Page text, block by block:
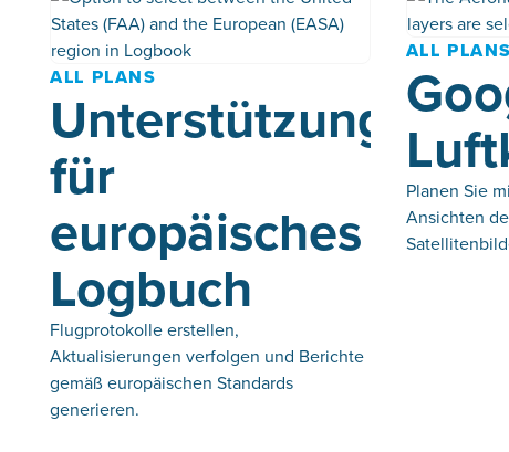
ALL PLANS
Unterstützung
für
europäisches
Logbuch
Flugprotokolle erstellen,
Aktualisierungen verfolgen und Berichte
gemäß europäischen Standards
generieren.
ALL PLANS
Planen Sie
Ansichten